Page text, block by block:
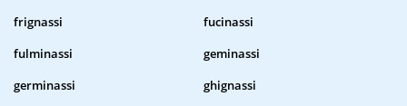
frignassi
fucinassi
fulminassi
geminassi
germinassi
ghignassi